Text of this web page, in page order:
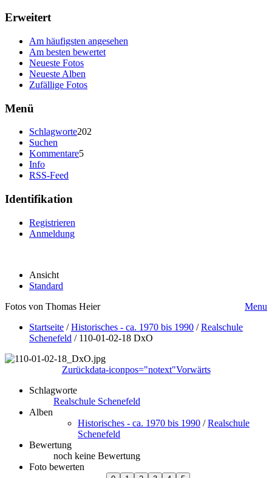
Erweitert
Am häufigsten angesehen
Am besten bewertet
Neueste Fotos
Neueste Alben
Zufällige Fotos
Menü
Schlagworte202
Suchen
Kommentare5
Info
RSS-Feed
Identifikation
Registrieren
Anmeldung
Ansicht
Standard
Fotos von Thomas Heier
Menu
Startseite /Historisches - ca. 1970 bis 1990 /Realschule
Schenefeld / 110-01-02-18 DxO
Zurückdata-iconpos="notext"Vorwärts
Schlagworte
Realschule Schenefeld
Alben
Historisches - ca. 1970 bis 1990 /Realschule
Schenefeld
Bewertung
noch keine Bewertung
Foto bewerten